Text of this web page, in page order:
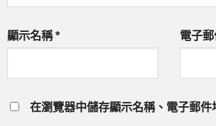
顯示名稱* 電子
在瀏覽器中儲存顯示名稱、電子郵